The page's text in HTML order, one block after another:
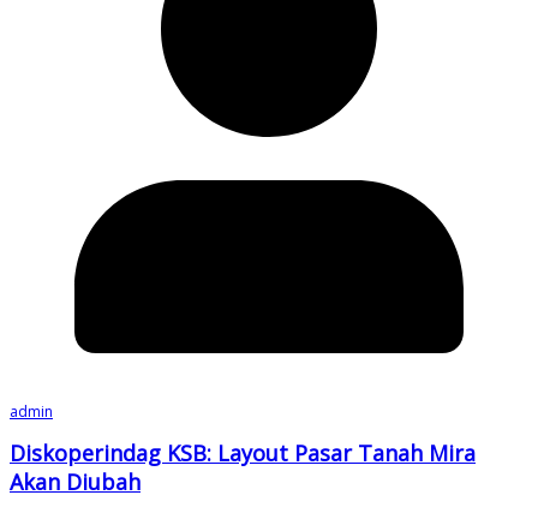
admin
Diskoperindag KSB: Layout Pasar Tanah Mira
Akan Diubah